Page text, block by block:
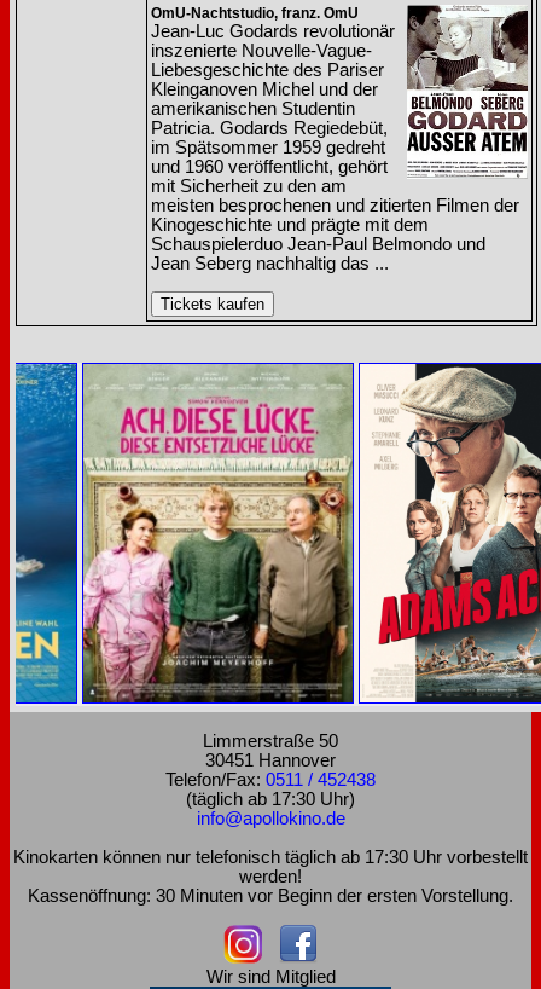
OmU-Nachtstudio, franz. OmU
Jean-Luc Godards revolutionär
inszenierte Nouvelle-Vague-
Liebesgeschichte des Pariser
Kleinganoven Michel und der
amerikanischen Studentin
Patricia. Godards Regiedebüt,
im Spätsommer 1959 gedreht
und 1960 veröffentlicht, gehört
mit Sicherheit zu den am
meisten besprochenen und zitierten Filmen der
Kinogeschichte und prägte mit dem
Schauspielerduo Jean-Paul Belmondo und
Jean Seberg nachhaltig das ...
Limmerstraße 50
30451 Hannover
Telefon/Fax: 0511 / 452438
(täglich ab 17:30 Uhr)
info@apollokino.de
Kinokarten können nur telefonisch täglich ab 17:30 Uhr vorbestellt
werden!
Kassenöffnung: 30 Minuten vor Beginn der ersten Vorstellung.
Wir sind Mitglied